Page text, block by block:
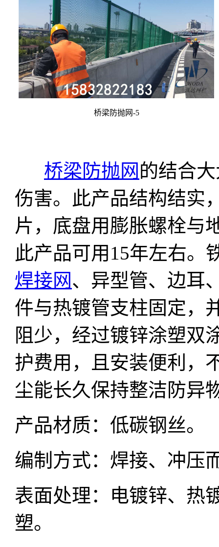
桥梁防抛网-5
桥梁防抛网 的结合
伤害。此产品结构结实
片，底盘用膨胀螺栓与
此产品可用15年左右。
焊接网、异型管、边耳
件与热镀管支柱固定，
阻少，经过镀锌涂塑双
护费用，且安装便利，
尘能长久保持整洁防异
产品材质：低碳钢丝。
编制方式：焊接、冲压
表面处理：电镀锌、热
塑。